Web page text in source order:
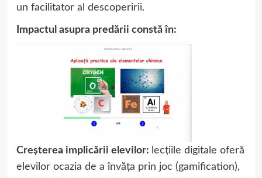
un facilitator al descoperirii.
Impactul asupra predării constă în:
Creșterea implicării elevilor: lecțiile digitale oferă
elevilor ocazia de a învăța prin joc (gamification),